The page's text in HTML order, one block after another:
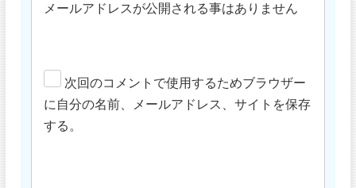
メールアドレスが公開される事はありません
次回のコメントで使用するためブラウザー
に自分の名前、メールアドレス、サイトを保存
する。